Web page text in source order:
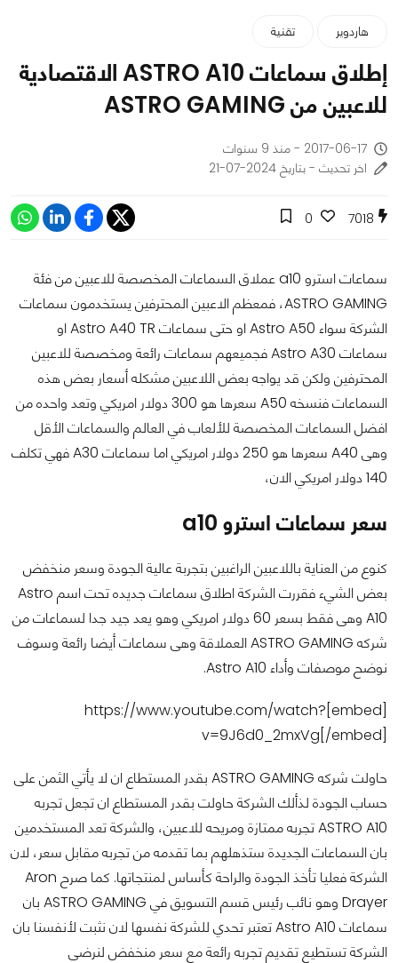
هاردوير تقنية
إطلاق سماعات ASTRO A10 الاقتصادية
للاعبين من ASTRO GAMING
2017-06-17 - منذ 9 سنوات
اخر تحديث - بتاريخ 2024-07-21
7018
0
سماعات استرو a10
عملاق السماعات المخصصة للاعبين من فئة
ASTRO GAMING، فمعظم الاعبين المحترفين يستخدمون سماعات
الشركة سواء Astro A50 او حتى سماعات Astro A40 TR او
سماعات Astro A30 فجميعهم سماعات رائعة ومخصصة للاعبين
المحترفين ولكن قد يواجه بعض اللاعبين مشكله أسعار بعض هذه
السماعات فنسخه A50 سعرها هو 300 دولار امريكي وتعد واحده من
افضل السماعات المخصصة للألعاب في العالم والسماعات الأقل
وهى A40 سعرها هو 250 دولار امريكي اما سماعات A30 فهي تكلف
140 دولار امريكي الان،
سعر سماعات استرو a10
كنوع من العناية باللاعبين الراغبين بتجربة عالية الجودة وسعر منخفض
بعض الشيء فقررت الشركة اطلاق سماعات جديده تحت اسم Astro
A10 وهى فقط بسعر 60 دولار امريكي وهو يعد جيد جدا لسماعات من
شركه ASTRO GAMING العملاقة وهى سماعات أيضا رائعة وسوف
نوضح موصفات وأداء Astro A10.
[embed]https://www.youtube.com/watch?
v=9J6d0_2mxVg[/embed]
حاولت شركه ASTRO GAMING بقدر المستطاع ان لا يأتي الثمن على
حساب الجودة لذألك الشركة حاولت بقدر المستطاع ان تجعل تجربه
ASTRO A10 تجربه ممتازة ومريحه للاعبين، والشركة تعد المستخدمين
بان السماعات الجديدة ستذهلهم بما تقدمه من تجربه مقابل سعر، لان
الشركة فعليا تأخذ الجودة والراحة كأساس لمنتجاتها. كما صرح Aron
Drayer وهو نائب رئيس قسم التسويق في ASTRO GAMING بان
سماعات Astro A10 تعتبر تحدي للشركة نفسها لان نثبت لأنفسنا بان
الشركة تستطيع تقديم تجربه رائعة مع سعر منخفض لنرضى